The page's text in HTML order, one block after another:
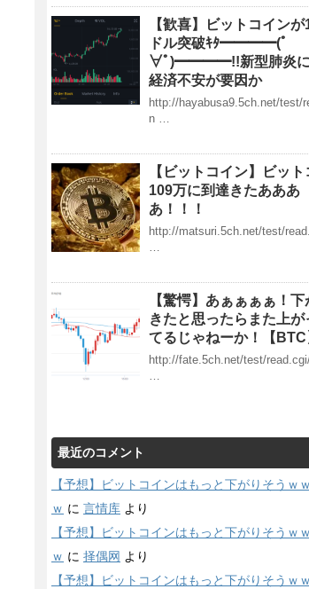
【歓喜】ビットコイン
ドル突破ｷﾀ━━━━(ﾟ
∀ﾟ)━━━━!!新型肺炎に
経済不安が要因か
http://hayabusa9.5ch.net/test/
n …
【ビットコイン】ビッ
109万に到達きたあああ
あ！！！
http://matsuri.5ch.net/test/
…
【驚愕】あぁぁぁぁ！下
きたと思ったらまた上が
てるじゃねーか！【BTC
http://fate.5ch.net/test/
…
最近のコメント
【予想】ビットコインはもっと下がりそうｗ
ｗ に 言情库 より
【予想】ビットコインはもっと下がりそうｗ
ｗ に 择偶网 より
【予想】ビットコインはもっと下がりそうｗ